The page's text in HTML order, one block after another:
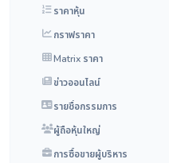
ราคาหุ้น
กราฟราคา
Matrix ราคา
ข่าวออนไลน์
รายชื่อกรรมการ
ผู้ถือหุ้นใหญ่
การซื้อขายผู้บริหาร